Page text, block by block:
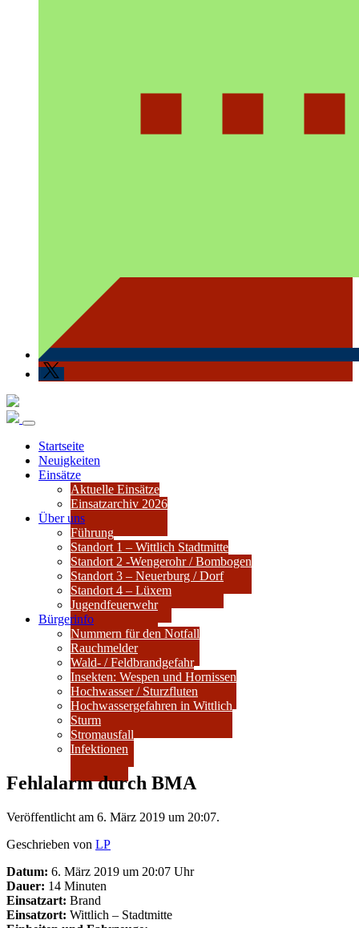
Startseite
Neuigkeiten
Einsätze
Aktuelle Einsätze
Einsatzarchiv 2026
Über uns
Führung
Standort 1 – Wittlich Stadtmitte
Standort 2 -Wengerohr / Bombogen
Standort 3 – Neuerburg / Dorf
Standort 4 – Lüxem
Jugendfeuerwehr
Bürgerinfo
Nummern für den Notfall
Rauchmelder
Wald- / Feldbrandgefahr
Insekten: Wespen und Hornissen
Hochwasser / Sturzfluten
Hochwassergefahren in Wittlich
Sturm
Stromausfall
Infektionen
Fehlalarm durch BMA
Veröffentlicht am 6. März 2019 um 20:07.
Geschrieben von LP
Datum: 6. März 2019 um 20:07 Uhr
Dauer: 14 Minuten
Einsatzart: Brand
Einsatzort: Wittlich – Stadtmitte